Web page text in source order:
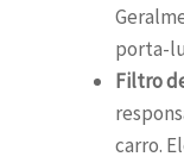
porta-
Filtro
carro.